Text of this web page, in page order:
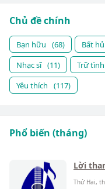
Chủ đề chính
Bạn hữu (68) Bất hủ
Nhạc sĩ (11) Trữ tình
Yêu thích
(117)
Phổ biến (tháng)
Lời
Thứ Hai,